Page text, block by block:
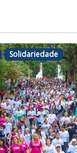
Solidariedade